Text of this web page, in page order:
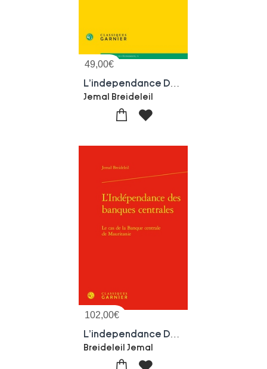
49,00€
Jemal Breideleil
102,00€
Breideleil Jemal